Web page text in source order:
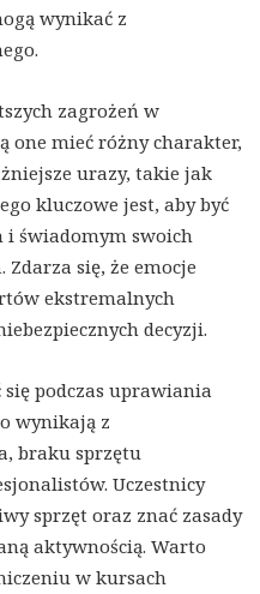
wynikać z
zagrożeń w
one mieć różny charakter,
urazy, takie jak
kluczowe jest, aby być
świadomym swoich
się, że emocje
ekstremalnych
decyzji.
podczas uprawiania
wynikają z
braku sprzętu
Uczestnicy
sprzęt oraz znać zasady
aktywnością. Warto
w kursach